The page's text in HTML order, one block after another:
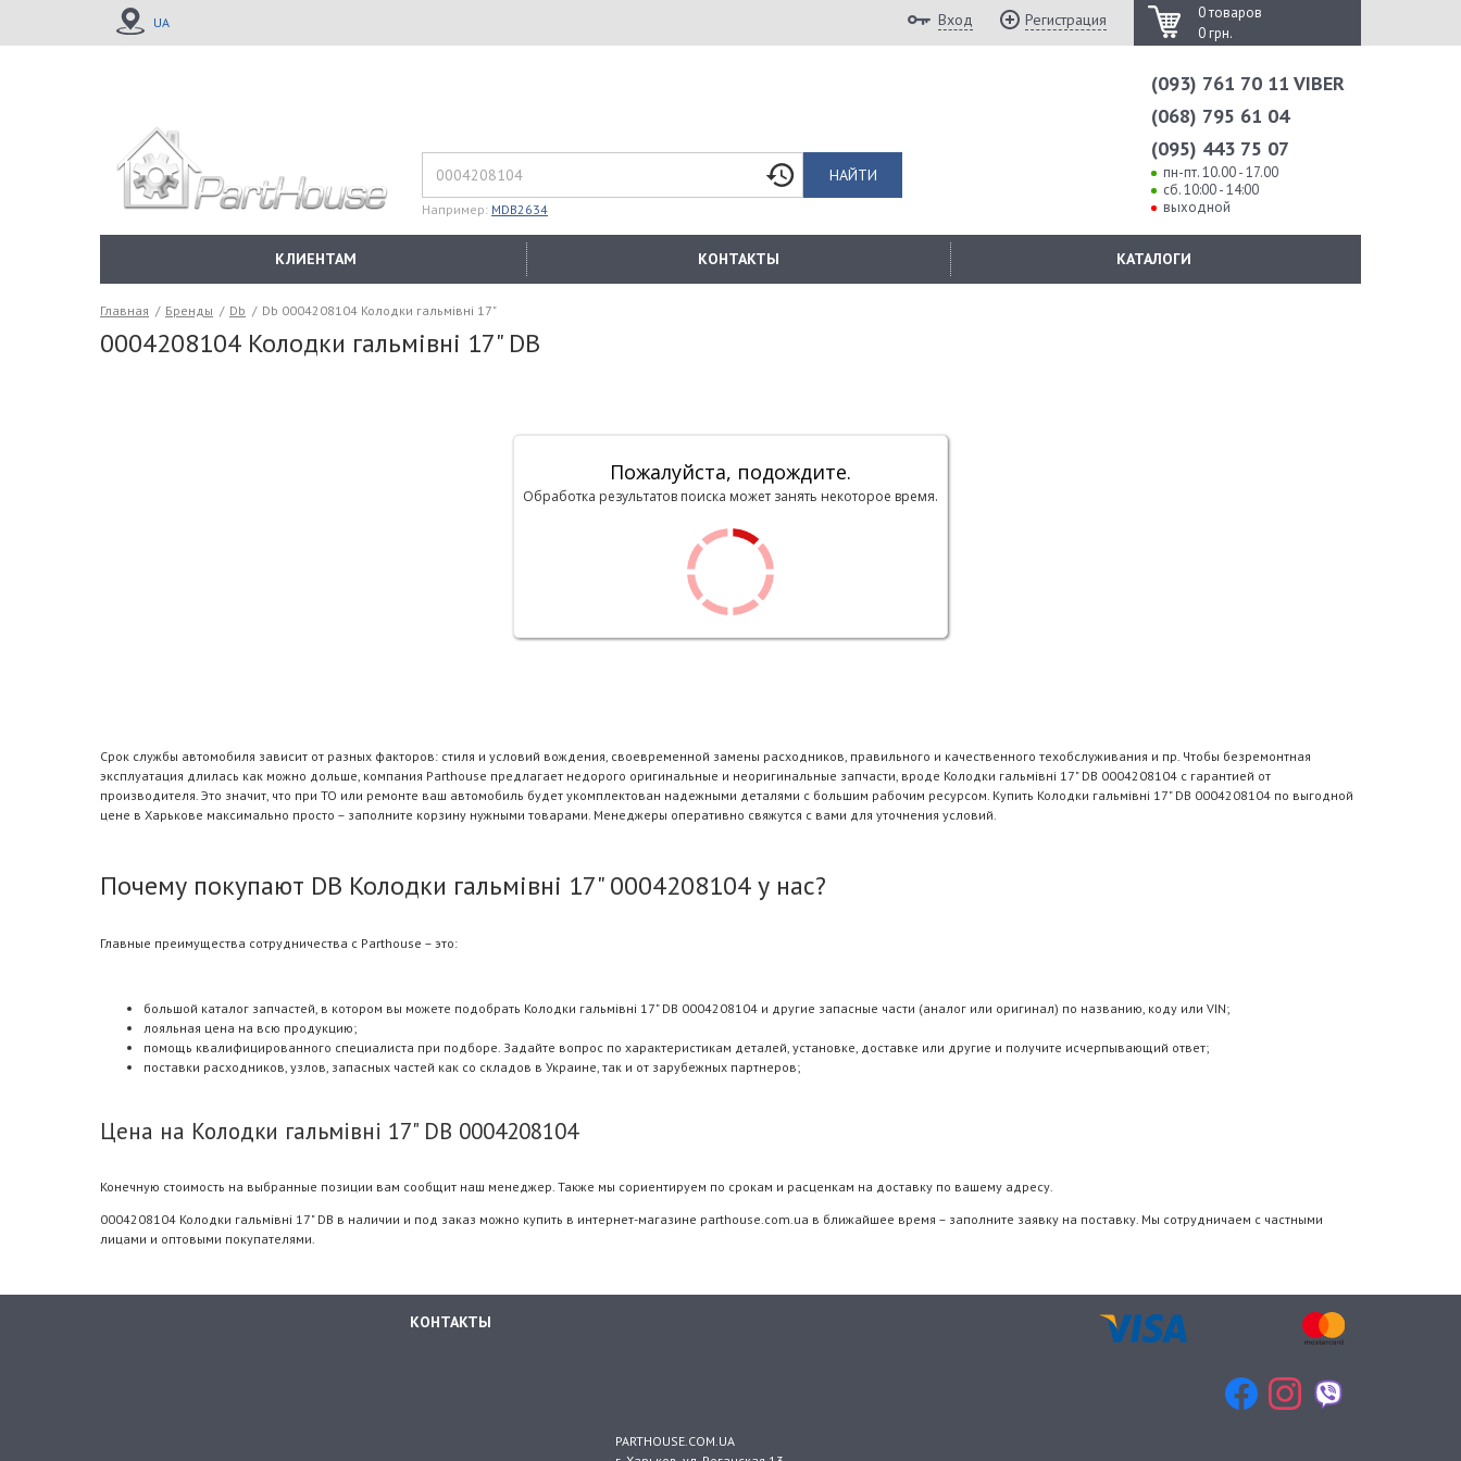
UA
0 товаров
0 грн.
Вход Регистрация
НАЙТИ
Например: MDB2634
(093) 761 70 11 VIBER
(068) 795 61 04
(095) 443 75 07
пн-пт. 10.00 - 17.00
сб. 10:00 - 14:00
выходной
КЛИЕНТАМ КОНТАКТЫ КАТАЛОГИ
Главная / Бренды / Db / Db 0004208104 Колодки гальмівні 17"
0004208104 Колодки гальмівні 17" DB
Пожалуйста, подождите.
Обработка результатов поиска может занять некоторое время.
Срок службы автомобиля зависит от разных факторов: стиля и условий вождения, своевременной замены расходников, правильного и качественного техобслуживания и пр. Чтобы безремонтная
эксплуатация длилась как можно дольше, компания Parthouse предлагает недорого оригинальные и неоригинальные запчасти, вроде Колодки гальмівні 17" DB 0004208104 с гарантией от
производителя. Это значит, что при ТО или ремонте ваш автомобиль будет укомплектован надежными деталями с большим рабочим ресурсом. Купить Колодки гальмівні 17" DB 0004208104 по выгодной
цене в Харькове максимально просто – заполните корзину нужными товарами. Менеджеры оперативно свяжутся с вами для уточнения условий.
Почему покупают DB Колодки гальмівні 17" 0004208104 у нас?
Главные преимущества сотрудничества с Parthouse – это:
большой каталог запчастей, в котором вы можете подобрать Колодки гальмівні 17" DB 0004208104 и другие запасные части (аналог или оригинал) по названию, коду или VIN;
лояльная цена на всю продукцию;
помощь квалифицированного специалиста при подборе. Задайте вопрос по характеристикам деталей, установке, доставке или другие и получите исчерпывающий ответ;
поставки расходников, узлов, запасных частей как со складов в Украине, так и от зарубежных партнеров;
Цена на Колодки гальмівні 17" DB 0004208104
Конечную стоимость на выбранные позиции вам сообщит наш менеджер. Также мы сориентируем по срокам и расценкам на доставку по вашему адресу.
0004208104 Колодки гальмівні 17" DB в наличии и под заказ можно купить в интернет-магазине parthouse.com.ua в ближайшее время – заполните заявку на поставку. Мы сотрудничаем с частными
лицами и оптовыми покупателями.
КОНТАКТЫ
PARTHOUSE.COM.UA